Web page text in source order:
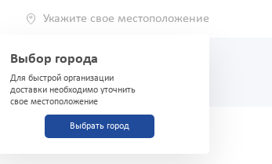
Укажите свое местоположение
Выбор города
Для быстрой организации
доставки необходимо уточнить
свое местоположение
Выбрать город
(71) 200-03-03